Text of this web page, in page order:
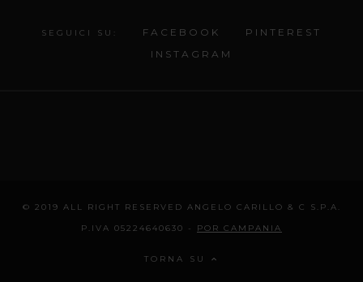
SEGUICI SU: FACEBOOK
PINTEREST
INSTAGRAM
© 2019 ALL RIGHT RESERVED ANGELO CARILLO & C S.P.A.
P.IVA 05224640630 - POR CAMPANIA
TORNA SU